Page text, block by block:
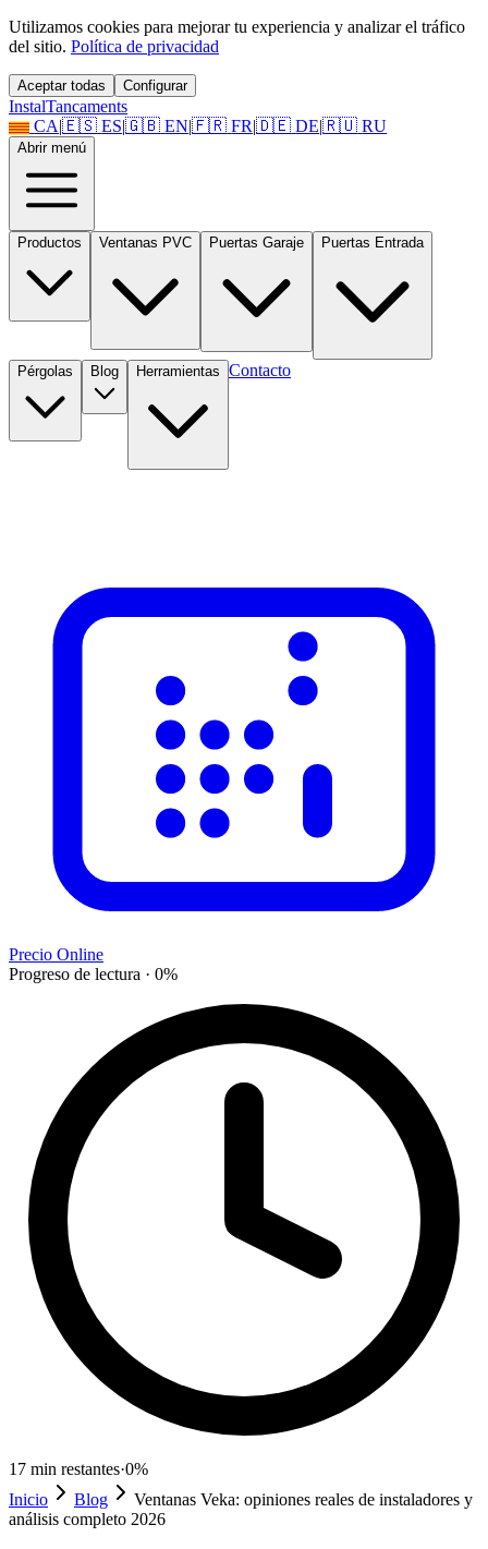
Utilizamos cookies para mejorar tu experiencia y analizar el tráfico
del sitio. Política de privacidad
Aceptar todas Configurar
InstalTancaments
CA|🇪🇸 ES|🇬🇧 EN|🇫🇷 FR|🇩🇪 DE|🇷🇺 RU
Abrir menú
Productos Ventanas PVC Puertas Garaje Puertas Entrada
Pérgolas Blog Herramientas Contacto
Precio Online
Progreso de lectura · 0%
17 min restantes·0%
Inicio
Blog
Ventanas Veka: opiniones reales de instaladores y
análisis completo 2026